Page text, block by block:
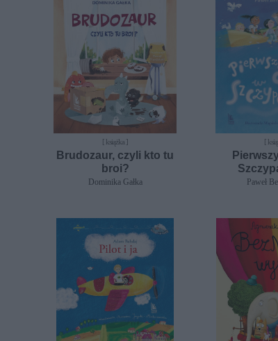
[ książka ]
Brudozaur, czyli kto tu
broi?
Dominika Gałka
[
Paweł